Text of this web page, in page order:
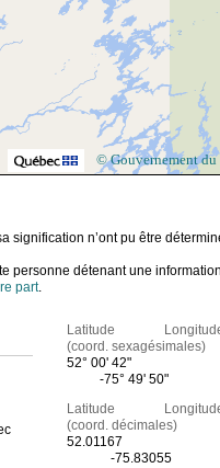
© Gouvernement du
signification n’ont pu être
personne détenant une
part.
Latitude
(coord. sexagésimales)
52° 00' 42"
-75° 49' 50"
Latitude
(coord. décimales)
52.01167
-75.83055